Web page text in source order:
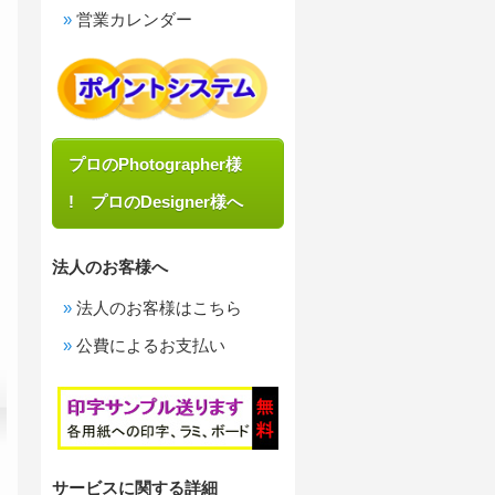
営業カレンダー
プロのPhotographer様
! プロのDesigner様へ
法人のお客様へ
法人のお客様はこちら
公費によるお支払い
サービスに関する詳細